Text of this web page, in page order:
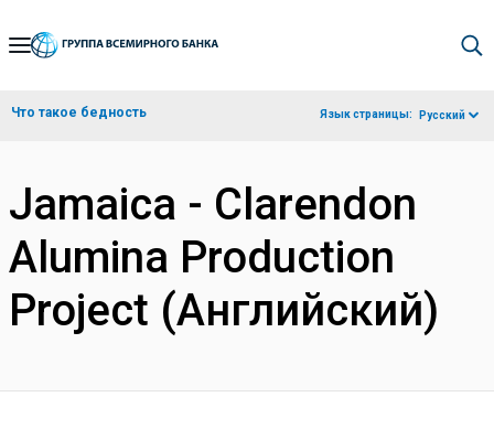
Skip
Navigation
Что такое бедность Язык страницы: Русский
Jamaica - Clarendon
Alumina Production
Project (Английский)